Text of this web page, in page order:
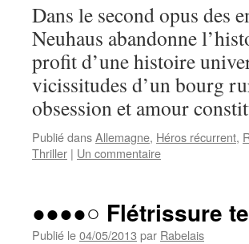
Dans le second opus des
Neuhaus abandonne
profit d’une histoire
vicissitudes d’un bourg
obsession et amour
Publié dansAllemagne, Héros récurrent,
Thriller | Un commentaire
●●●●○ Flétrissure
Publié le04/05/2013 par Rabelais